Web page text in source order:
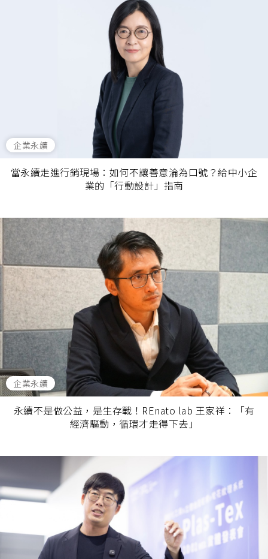
企業永續
當永續走進行銷現場：如何不讓善意淪為口號？給中小企
業的「行動設計」指南
企業永續
永續不是做公益，是生存戰！REnato lab 王家祥：「有
經濟驅動，循環才走得下去」